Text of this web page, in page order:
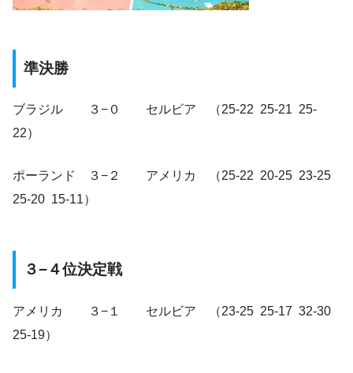
準決勝
ブラジル ３−０ セルビア （25-22 25-21 25-
22）
ポーランド ３−２ アメリカ （25-22 20-25 23-25
25-20 15-11）
３−４位決定戦
アメリカ ３−１ セルビア （23-25 25-17 32-30
25-19）